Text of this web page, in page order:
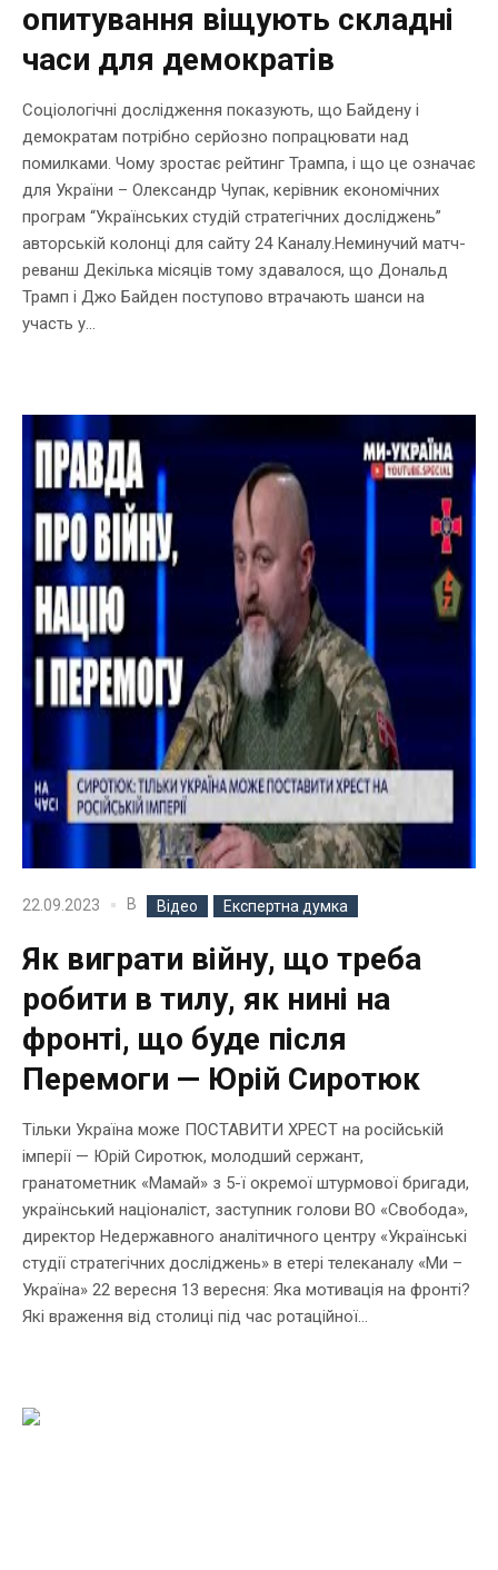
опитування віщують складні
часи для демократів
Соціологічні дослідження показують, що Байдену і
демократам потрібно серйозно попрацювати над
помилками. Чому зростає рейтинг Трампа, і що це означає
для України – Олександр Чупак, керівник економічних
програм “Українських студій стратегічних досліджень”
авторській колонці для сайту 24 Каналу.Неминучий матч-
реванш Декілька місяців тому здавалося, що Дональд
Трамп і Джо Байден поступово втрачають шанси на
участь у...
22.09.2023 В Відео Експертна думка
Як виграти війну, що треба
робити в тилу, як нині на
фронті, що буде після
Перемоги — Юрій Сиротюк
Тільки Україна може ПОСТАВИТИ ХРЕСТ на російській
імперії — Юрій Сиротюк, молодший сержант,
гранатометник «Мамай» з 5-ї окремої штурмової бригади,
український націоналіст, заступник голови ВО «Свобода»,
директор Недержавного аналітичного центру «Українські
студії стратегічних досліджень» в етері телеканалу «Ми –
Україна» 22 вересня 13 вересня: Яка мотивація на фронті?
Які враження від столиці під час ротаційної...